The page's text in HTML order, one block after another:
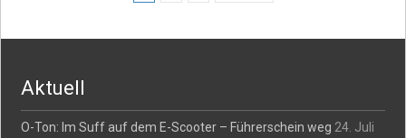
navigation
Aktuell
O-Ton: Im Suff auf dem E-Scooter – Führerschein weg 24. Juli